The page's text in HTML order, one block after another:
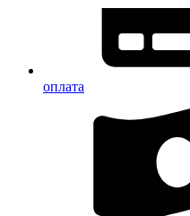
оплата